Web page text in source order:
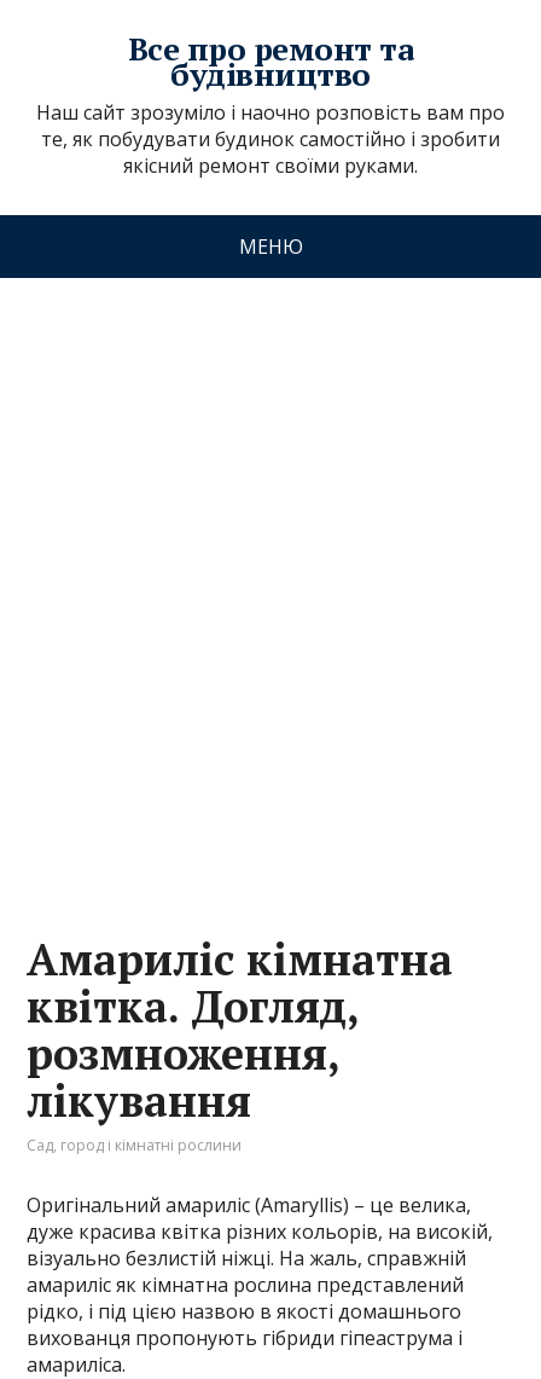
Все про ремонт та
будівництво
Наш сайт зрозуміло і наочно розповість вам про
те, як побудувати будинок самостійно і зробити
якісний ремонт своїми руками.
МЕНЮ
Амариліс кімнатна
квітка. Догляд,
розмноження,
лікування
Сад, город і кімнатні рослини
Оригінальний амариліс (Amaryllis) – це велика,
дуже красива квітка різних кольорів, на високій,
візуально безлистій ніжці. На жаль, справжній
амариліс як кімнатна рослина представлений
рідко, і під цією назвою в якості домашнього
вихованця пропонують гібриди гіпеаструма і
амариліса.